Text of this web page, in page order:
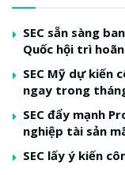
SEC sẵn sàng
Quốc hội trì hoãn
SEC Mỹ dự kiến
ngay trong
SEC đẩy mạnh
nghiệp tài sản
SEC lấy ý kiến